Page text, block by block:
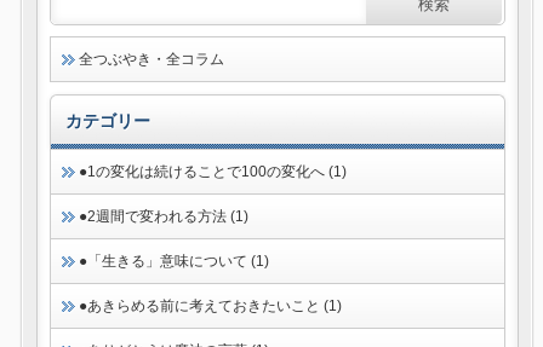
全つぶやき・全コラム
カテゴリー
●1の変化は続けることで100の変化へ (1)
●2週間で変われる方法 (1)
●「生きる」意味について (1)
●あきらめる前に考えておきたいこと (1)